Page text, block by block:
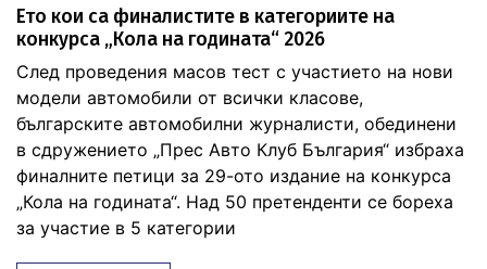
Ето кои са финалистите в категориите на
конкурса „Кола на годината“ 2026
След проведения масов тест с участието на нови
модели автомобили от всички класове,
българските автомобилни журналисти, обединени
в сдружението „Прес Авто Клуб България“ избраха
финалните петици за 29-ото издание на конкурса
„Кола на годината“. Над 50 претенденти се бореха
за участие в 5 категории